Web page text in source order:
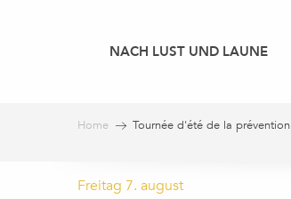
NACH LUST UND LAUNE
Home Tournée d'été de la
Freitag 7. august